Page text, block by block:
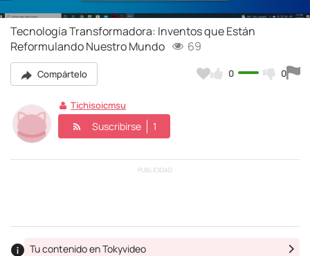
Tecnología Transformadora: Inventos que Están
Reformulando Nuestro Mundo
69
Compártelo 0 0
Tichisoicmsu
Suscribirse 1
PUBLICIDAD
Tu contenido en Tokyvideo